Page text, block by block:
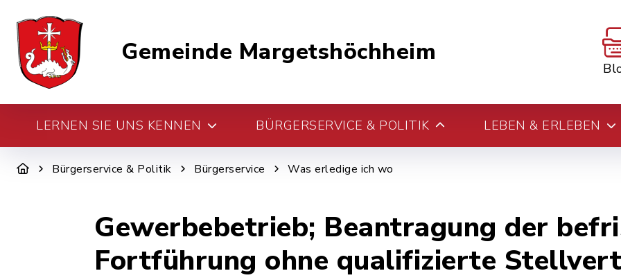
Gemeinde Margetshöchheim
LERNEN SIE UNS KENNEN BÜRGERSERVICE & POLITIK LEBEN & ERLEBEN
Bürgerservice & Politik Bürgerservice Was erledige ich wo
Gewerbebetrieb; Beantragung der
Fortführung ohne qualifizierte